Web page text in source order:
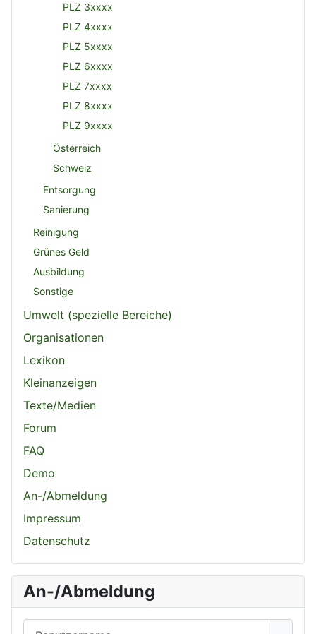
PLZ 3xxxx
PLZ 4xxxx
PLZ 5xxxx
PLZ 6xxxx
PLZ 7xxxx
PLZ 8xxxx
PLZ 9xxxx
Österreich
Schweiz
Entsorgung
Sanierung
Reinigung
Grünes Geld
Ausbildung
Sonstige
Umwelt (spezielle Bereiche)
Organisationen
Lexikon
Kleinanzeigen
Texte/Medien
Forum
FAQ
Demo
An-/Abmeldung
Impressum
Datenschutz
An-/Abmeldung